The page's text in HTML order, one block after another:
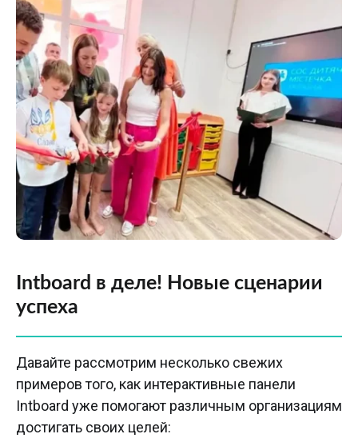
Intboard в деле! Новые сценарии
успеха
Давайте рассмотрим несколько свежих
примеров того, как интерактивные панели
Intboard уже помогают различным организациям
достигать своих целей: